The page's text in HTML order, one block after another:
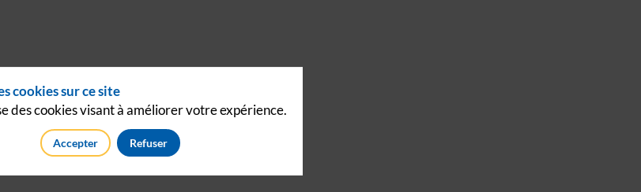
cookies sur ce site
des cookies visant à améliorer votre expérience.
Accepter Refuser